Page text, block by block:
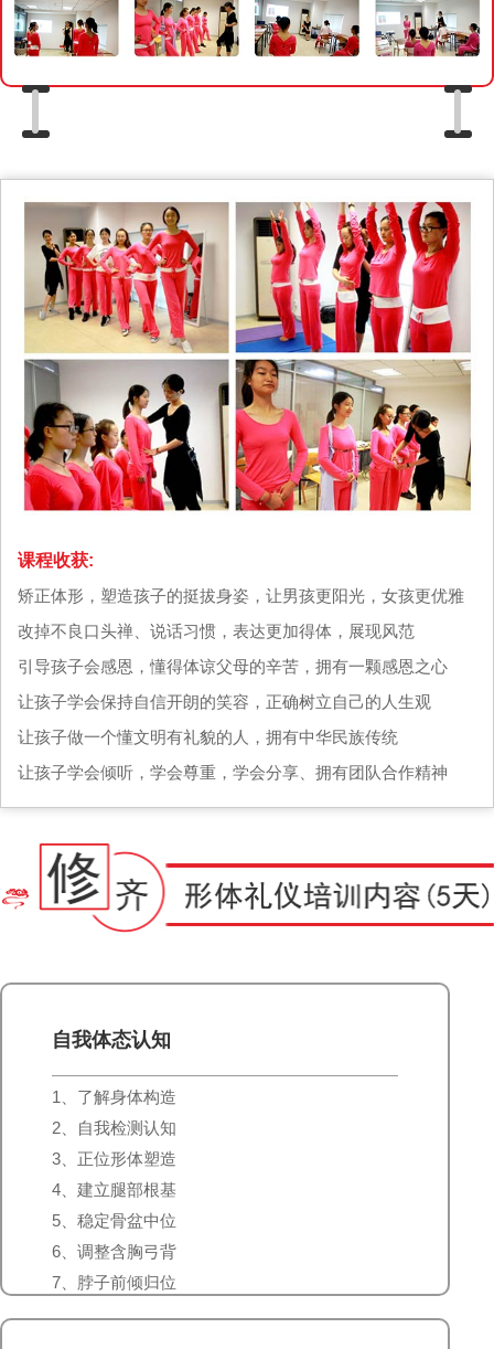
课程收获:
矫正体形，塑造孩子的挺拔身姿，让男孩更阳光，女孩更优雅
改掉不良口头禅、说话习惯，表达更加得体，展现风范
引导孩子会感恩，懂得体谅父母的辛苦，拥有一颗感恩之心
让孩子学会保持自信开朗的笑容，正确树立自己的人生观
让孩子做一个懂文明有礼貌的人，拥有中华民族传统
让孩子学会倾听，学会尊重，学会分享、拥有团队合作精神
自我体态认知
1、了解身体构造
2、自我检测认知
3、正位形体塑造
4、建立腿部根基
5、稳定骨盆中位
6、调整含胸弓背
7、脖子前倾归位